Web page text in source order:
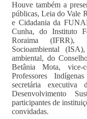
Houve também a
públicas, Leia do Vale
e Cidadania da
Cunha, do Instituto
Roraima (IFRR),
Socioambiental
ambiental, do
Betânia Mota, vice-
Professores
secretária
Desenvolvimento
participantes de
convidadas.